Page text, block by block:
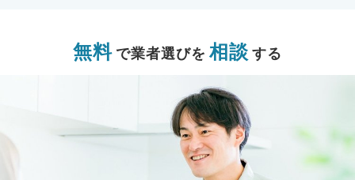
無料 で業者選びを 相談 する